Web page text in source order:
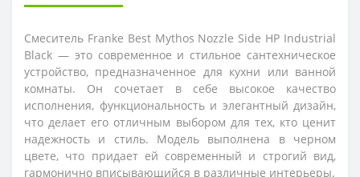
Смеситель Franke Best Mythos Nozzle Side HP Industrial
Black — это современное и стильное сантехническое
устройство, предназначенное для кухни или ванной
комнаты. Он сочетает в себе высокое качество
исполнения, функциональность и элегантный дизайн,
что делает его отличным выбором для тех, кто ценит
надежность и стиль. Модель выполнена в черном
цвете, что придает ей современный и строгий вид,
гармонично вписывающийся в различные интерьеры.